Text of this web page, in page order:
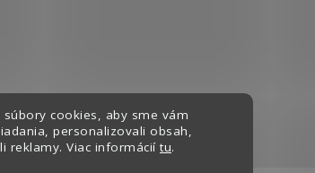
cookies, aby sme vám
personalizovali obsah,
reklamy. Viac informácií tu.